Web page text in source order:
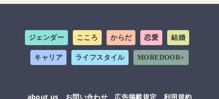
ジェンダー こころ からだ 恋愛 結婚
キャリア ライフスタイル MOREDOOR+
about us お問い合わせ 広告掲載規定 利用規約